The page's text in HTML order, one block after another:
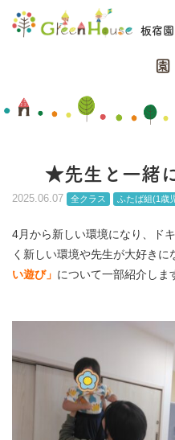
板宿園
★先生と一緒
2025.06.07 全クラス ふたば組(1歳
4月から新しい環境になり、ド
く新しい環境や先生が大好きに
い遊び」 について一部紹介しま